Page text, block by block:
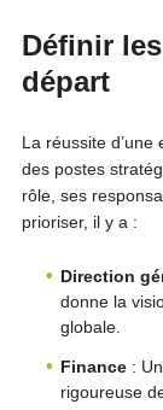
Définir
départ
La réussite
des postes
rôle, ses
prioriser, il y a :
Direction
donne la
globale.
Finance: Un
rigoureuse